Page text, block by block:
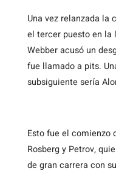
Una vez relanzada la
el tercer puesto en la
Webber acusó un
fue llamado a pits.
subsiguiente sería
Esto fue el comienzo
Rosberg y Petrov,
de gran carrera con